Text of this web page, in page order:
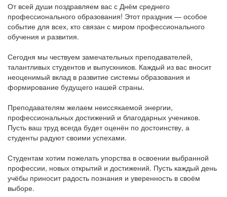
От всей души поздравляем вас с Днём среднего
профессионального образования! Этот праздник — особое
событие для всех, кто связан с миром профессионального
обучения и развития.
Сегодня мы чествуем замечательных преподавателей,
талантливых студентов и выпускников. Каждый из вас вносит
неоценимый вклад в развитие системы образования и
формирование будущего нашей страны.
Преподавателям желаем неиссякаемой энергии,
профессиональных достижений и благодарных учеников.
Пусть ваш труд всегда будет оценён по достоинству, а
студенты радуют своими успехами.
Студентам хотим пожелать упорства в освоении выбранной
профессии, новых открытий и достижений. Пусть каждый день
учёбы приносит радость познания и уверенность в своём
выборе.